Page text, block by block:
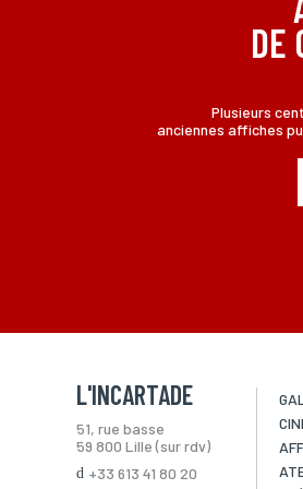
DE
Plusieurs
anciennes affiches
L'INCARTADE
51, rue basse
59 800 Lille (sur rdv)
+33 613 41 80 20